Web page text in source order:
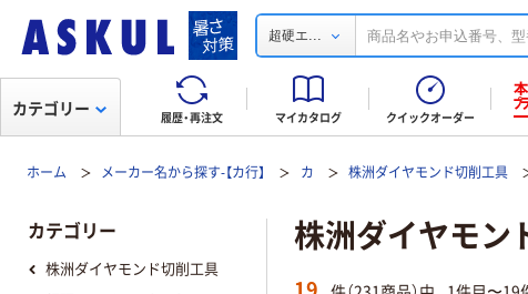
超硬エ...
履歴・再注文 マイカタログ クイックオーダー
カテゴリー
ホーム メーカー名から探す-【カ行】 カ 株洲ダイヤモンド切削工具
株洲ダイヤモン
カテゴリー
株洲ダイヤモンド切削工具